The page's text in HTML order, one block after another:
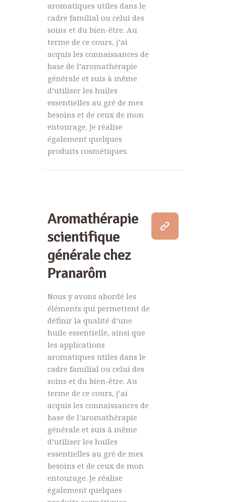
aromatiques utiles dans le
cadre familial ou celui des
soins et du bien-être. Au
terme de ce cours, j’ai
acquis les connaissances de
base de l’aromathérapie
générale et suis à même
d’utiliser les huiles
essentielles au gré de mes
besoins et de ceux de mon
entourage. Je réalise
également quelques
produits cosmétiques.
Aromathérapie
scientifique
générale chez
Pranarôm
Nous y avons abordé les
éléments qui permettent de
définir la qualité d’une
huile essentielle, ainsi que
les applications
aromatiques utiles dans le
cadre familial ou celui des
soins et du bien-être. Au
terme de ce cours, j’ai
acquis les connaissances de
base de l’aromathérapie
générale et suis à même
d’utiliser les huiles
essentielles au gré de mes
besoins et de ceux de mon
entourage. Je réalise
également quelques